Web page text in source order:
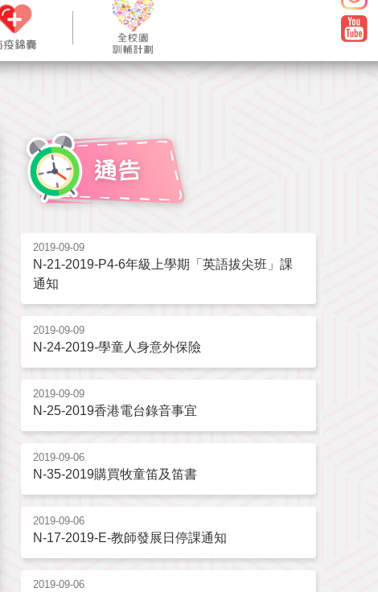
2019-09-09
N-21-2019-P4-6年級上學期「英語拔尖班」課
通知
2019-09-09
N-24-2019-學童人身意外保險
2019-09-09
N-25-2019香港電台錄音事宜
2019-09-06
N-35-2019購買牧童笛及笛書
2019-09-06
N-17-2019-E-教師發展日停課通知
2019-09-06